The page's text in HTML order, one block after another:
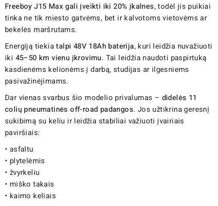
Freeboy J15 Max gali įveikti iki 20% įkalnes, todėl jis puikiai
tinka ne tik miesto gatvėms, bet ir kalvotoms vietovėms ar
bekelės maršrutams.
Energiją tiekiatalpi 48V 18Ah baterija, kuri leidžia nuvažiuoti
iki 45–50 km vienu įkrovimu. Tai leidžia naudoti paspirtuką
kasdienėms kelionėms į darbą, studijas ar ilgesniems
pasivažinėjimams.
Dar vienas svarbus šio modelio privalumas – didelės 11
colių pneumatinės off-road padangos. Jos užtikrina geresnį
sukibimą su keliu ir leidžia stabiliai važiuoti įvairiais
paviršiais:
• asfaltu
• plytelėmis
• žvyrkeliu
• miško takais
• kaimo keliais